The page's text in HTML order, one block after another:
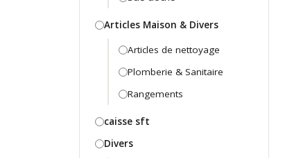
Articles Maison & Divers
Articles de nettoyage
Plomberie & Sanitaire
Rangements
caisse sft
Divers